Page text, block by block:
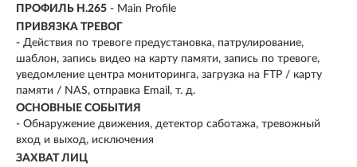
ПРОФИЛЬ H.265 - Main Profile
ПРИВЯЗКА ТРЕВОГ
- Действия по тревоге предустановка, патрулирование,
шаблон, запись видео на карту памяти, запись по тревоге,
уведомление центра мониторинга, загрузка на FTP / карту
памяти / NAS, отправка Email, т. д.
ОСНОВНЫЕ СОБЫТИЯ
- Обнаружение движения, детектор саботажа, тревожный
вход и выход, исключения
ЗАХВАТ ЛИЦ